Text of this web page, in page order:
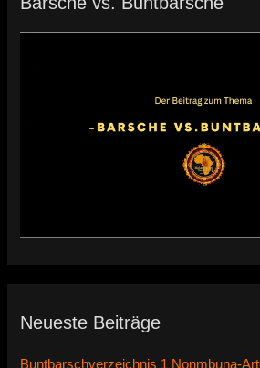
Neueste Beiträge
Buntbarschverzeichnis 1 Nonmbuna-